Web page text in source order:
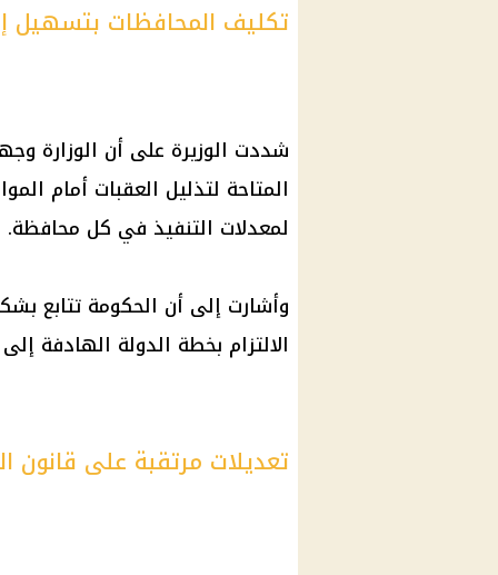
تكليف المحافظات بتسهيل
شددت الوزيرة على أن الوزارة
المتاحة لتذليل العقبات أمام
لمعدلات التنفيذ في كل محافظة.
وأشارت إلى أن الحكومة تتابع
الالتزام بخطة الدولة الهادفة
تعديلات مرتقبة على قانون